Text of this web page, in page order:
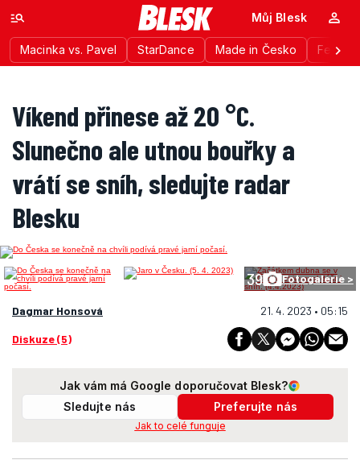
Macinka vs. Pavel StarDance Made in Česko
Můj Blesk
Víkend přinese až 20 °C.
Slunečno ale utnou bouřky a
vrátí se sníh, sledujte radar
Blesku
39 Fotogalerie >
Dagmar Honsová 21. 4. 2023 • 05:15
Diskuze (5)
Jak vám má Google doporučovat Blesk?
Sledujte nás
Preferujte nás
Jak to celé funguje